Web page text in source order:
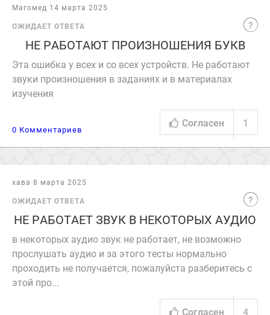
Магомед 14 марта 2025
ОЖИДАЕТ ОТВЕТА
НЕ РАБОТАЮТ ПРОИЗНОШЕНИЯ БУКВ
Эта ошибка у всех и со всех устройств. Не работают
звуки произношения в заданиях и в материалах
изучения
0 Комментариев
Согласен 1
хава 8 марта 2025
ОЖИДАЕТ ОТВЕТА
НЕ РАБОТАЕТ ЗВУК В НЕКОТОРЫХ АУДИО
в некоторых аудио звук не работает, не возможно
прослушать аудио и за этого тесты нормально
проходить не получается, пожалуйста разберитесь с
этой про...
Согласен 4